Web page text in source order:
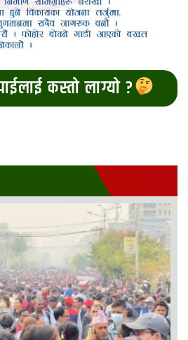
कस्तो लाग्यो ?